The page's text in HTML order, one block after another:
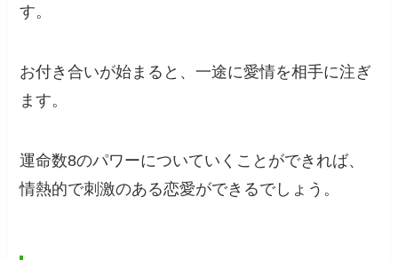
す。
お付き合いが始まると、一途に愛情を相手に注ぎ
ます。
運命数8のパワーについていくことができれば、
情熱的で刺激のある恋愛ができるでしょう。